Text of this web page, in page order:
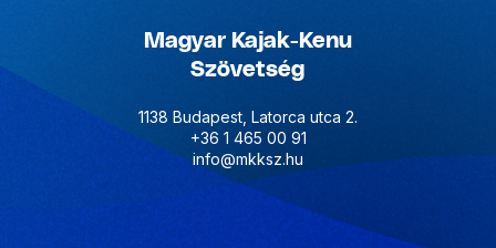
Magyar Kajak-Kenu
Szövetség
1138 Budapest, Latorca utca 2.
+36 1 465 00 91
info@mkksz.hu